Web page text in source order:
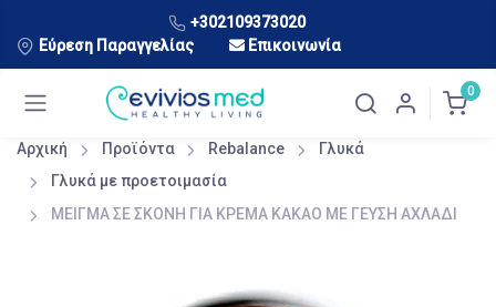
+302109373020
Εύρεση Παραγγελίας
Επικοινωνία
0
Αρχική Προϊόντα Rebalance
Γλυκά
Γλυκά με προετοιμασία
ΜΕΙΓΜΑ ΣΕ ΣΚΟΝΗ ΓΙΑ ΚΡΕΜΑ ΚΑΚΑΟ ΜΕ ΓΕΥΣΗ ΑΧΛΑΔΙ